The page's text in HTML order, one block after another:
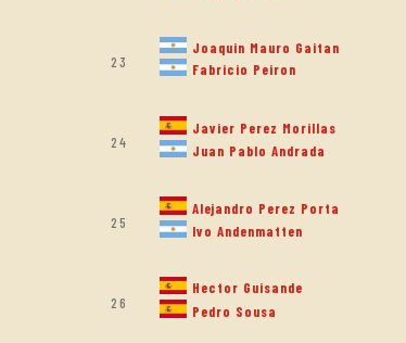
23
Joaquin Mauro Gaitan
Fabricio Peiron
24
Javier Perez Morillas
Juan Pablo Andrada
25
Alejandro Perez Porta
Ivo Andenmatten
26
Hector Guisande
Pedro Sousa